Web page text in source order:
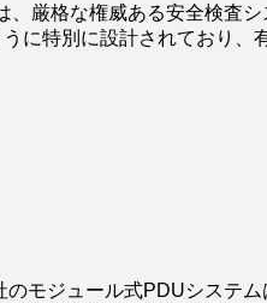
厳格な権威ある安全検査
に特別に設計されており、
モジュール式PDUシステ